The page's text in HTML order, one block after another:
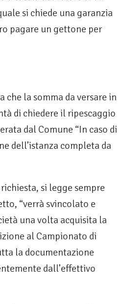
si chiede una garanzia
pagare un gettone per
che la somma da versare in
di chiedere il ripescaggio
dal Comune “In caso di
dell’istanza completa da
si legge sempre
“verrà svincolato e
una volta acquisita la
al Campionato di
la documentazione
dall’effettivo